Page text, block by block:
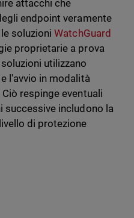
attacchi che
endpoint veramente
le soluzioniWatchGuard
proprietarie a prova
utilizzano
l'avvio in modalità
respinge eventuali
successive includono la
di protezione